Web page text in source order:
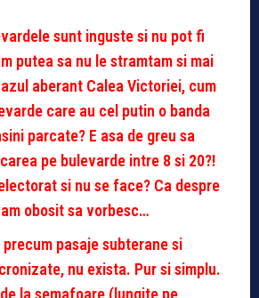
sunt inguste si nu pot fi
putea sa nu le stramtam si mai
aberant Calea Victoriei, cum
care au cel putin o banda
parcate? E asa de greu sa
pe bulevarde intre 8 si 20?!
si nu se face? Ca despre
obosit sa vorbesc…
pasaje subterane si
nu exista. Pur si simplu.